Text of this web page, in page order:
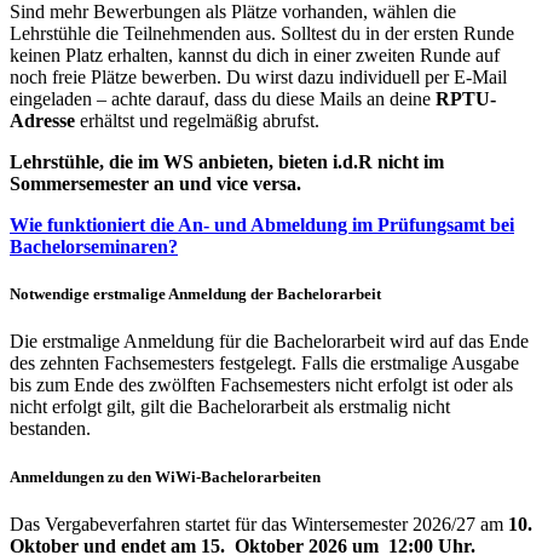
Sind mehr Bewerbungen als Plätze vorhanden, wählen die
Lehrstühle die Teilnehmenden aus. Solltest du in der ersten Runde
keinen Platz erhalten, kannst du dich in einer zweiten Runde auf
noch freie Plätze bewerben. Du wirst dazu individuell per E-Mail
eingeladen – achte darauf, dass du diese Mails an deine RPTU-
Adresse erhältst und regelmäßig abrufst.
Lehrstühle, die im WS anbieten, bieten i.d.R nicht im
Sommersemester an und vice versa.
Wie funktioniert die An- und Abmeldung im Prüfungsamt bei
Bachelorseminaren?
Notwendige erstmalige Anmeldung der Bachelorarbeit
Die erstmalige Anmeldung für die Bachelorarbeit wird auf das Ende
des zehnten Fachsemesters festgelegt. Falls die erstmalige Ausgabe
bis zum Ende des zwölften Fachsemesters nicht erfolgt ist oder als
nicht erfolgt gilt, gilt die Bachelorarbeit als erstmalig nicht
bestanden.
Anmeldungen zu den WiWi-Bachelorarbeiten
Das Vergabeverfahren startet für das Wintersemester 2026/27 am 10.
Oktober und endet am 15. Oktober 2026 um 12:00 Uhr.